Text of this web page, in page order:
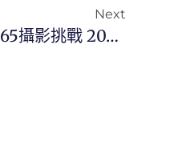
Next
365攝影挑戰 20250104(六)004/365 Day3273